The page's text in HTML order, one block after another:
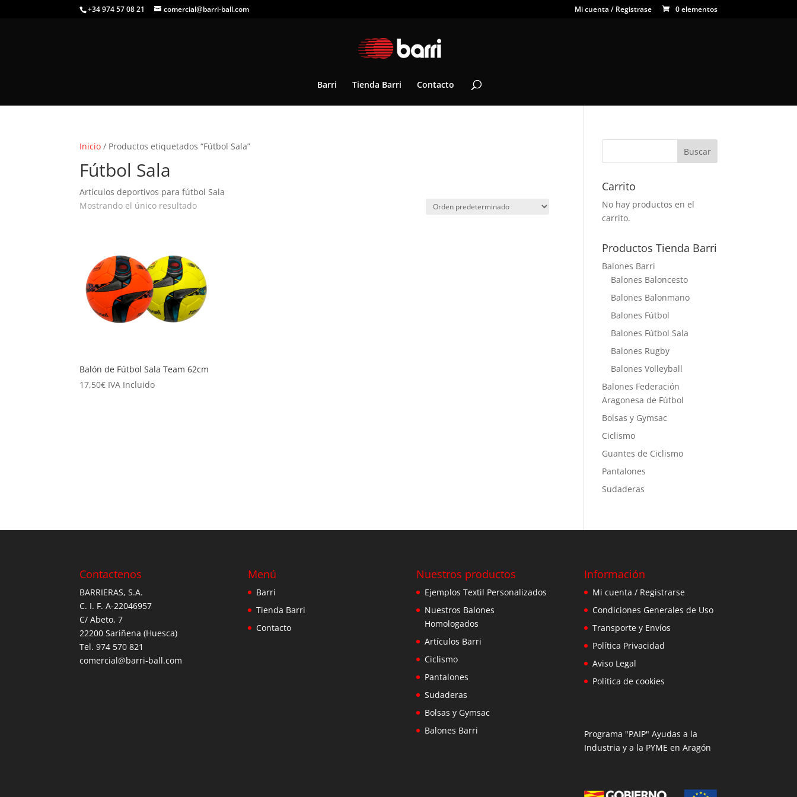
+34 974 57 08 21 comercial@barri-ball.com Mi cuenta / Registrase 0 elementos
Barri Tienda Barri Contacto
Inicio / Productos etiquetados “Fútbol Sala”
Fútbol Sala
Artículos deportivos para fútbol Sala
Mostrando el único resultado
Balón de Fútbol Sala Team 62cm
17,50€ IVA Incluido
Carrito
No hay productos en el
carrito.
Productos Tienda Barri
Balones Barri
Balones Baloncesto
Balones Balonmano
Balones Fútbol
Balones Fútbol Sala
Balones Rugby
Balones Volleyball
Balones Federación
Aragonesa de Fútbol
Bolsas y Gymsac
Ciclismo
Guantes de Ciclismo
Pantalones
Sudaderas
Contactenos
BARRIERAS, S.A.
C. I. F. A-22046957
C/ Abeto, 7
22200 Sariñena (Huesca)
Tel. 974 570 821
comercial@barri-ball.com
Menú
Barri
Tienda Barri
Contacto
Nuestros productos
Ejemplos Textil Personalizados
Nuestros Balones
Homologados
Artículos Barri
Ciclismo
Pantalones
Sudaderas
Bolsas y Gymsac
Balones Barri
Información
Mi cuenta / Registrarse
Condiciones Generales de Uso
Transporte y Envíos
Política Privacidad
Aviso Legal
Política de cookies
Programa "PAIP" Ayudas a la
Industria y a la PYME en Aragón